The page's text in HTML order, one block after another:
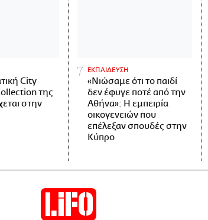
City
της
στην
ΕΚΠΑΙΔΕΥΣΗ
«Νιώσαμε ότι το παιδί
δεν έφυγε ποτέ από την
Αθήνα»: Η εμπειρία
οικογενειών που
επέλεξαν σπουδές στην
Κύπρο